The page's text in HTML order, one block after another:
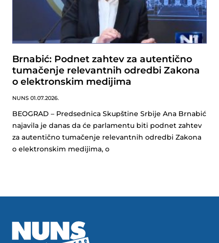
Brnabić: Podnet zahtev za autentično
tumačenje relevantnih odredbi Zakona
o elektronskim medijima
NUNS 01.07.2026.
BEOGRAD – Predsednica Skupštine Srbije Ana Brnabić
najavila je danas da će parlamentu biti podnet zahtev
za autentično tumačenje relevantnih odredbi Zakona
o elektronskim medijima, o